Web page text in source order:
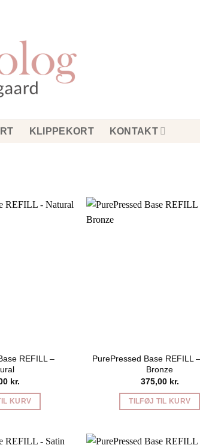
KLIPPEKORT KONTAKT
REFILL –
kr.
KURV
PurePressed Base REFILL
Bronze
375,00 kr.
TILFØJ TIL KURV